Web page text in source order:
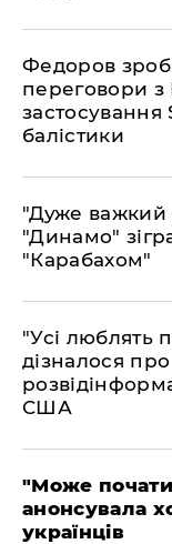
Федоров
переговори
застосування
балістики
"Дуже важкий
"Динамо"
"Карабахом"
"Усі люблять
дізналося
США
"Може
анонсувала
українців